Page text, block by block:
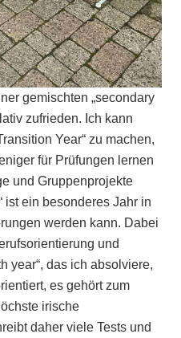
gemischten „secondary
zufrieden. Ich kann
Year“ zu machen,
für Prüfungen lernen
und Gruppenprojekte
ist ein besonderes Jahr in
werden kann. Dabei
und
year“, das ich absolviere,
es gehört zum
irische
daher viele Tests und